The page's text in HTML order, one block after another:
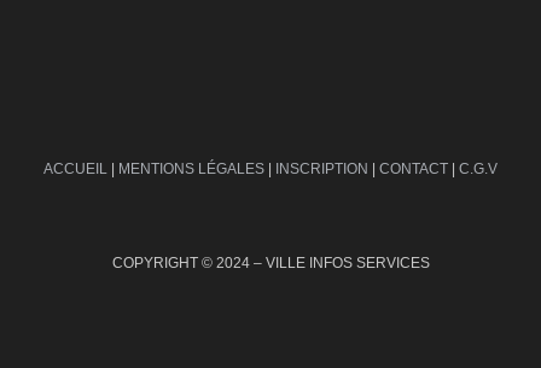
ACCUEIL | MENTIONS LÉGALES | INSCRIPTION | CONTACT | C.G.V
COPYRIGHT © 2024 – VILLE INFOS SERVICES